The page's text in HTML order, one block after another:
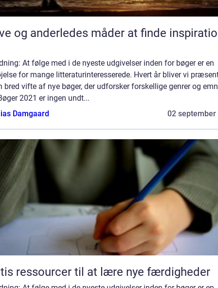
og anderledes måder at finde
At følge med i de nyeste udgivelser inden for bøger er en
for mange litteraturinteresserede. Hvert år bliver vi
bred vifte af nye bøger, der udforsker forskellige genrer og
2021 er ingen undt...
Damgaard
02 september
ressourcer til at lære nye færdigheder